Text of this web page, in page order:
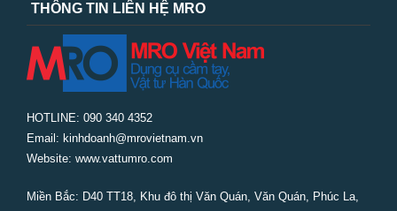
THÔNG TIN LIÊN HỆ MRO
HOTLINE: 090 340 4352
Email: kinhdoanh@mrovietnam.vn
Website: www.vattumro.com
Miền Bắc: D40 TT18, Khu đô thị Văn Quán, Văn Quán, Phúc La,